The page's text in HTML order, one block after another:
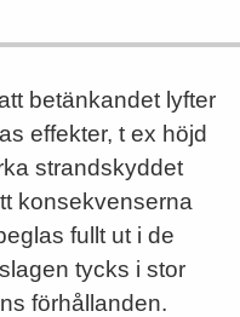
betänkandet lyfter
effekter, t ex höjd
strandskyddet
konsekvenserna
fullt ut i de
tycks i stor
förhållanden.